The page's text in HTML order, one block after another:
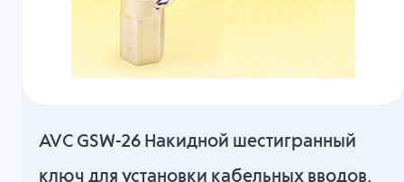
AVC GSW-26 Накидной шестигранный
ключ для установки кабельных вводов,